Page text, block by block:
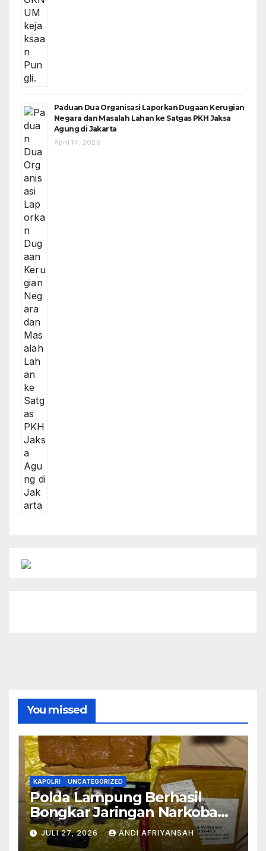
Paduan Dua Organisasi Laporkan Dugaan Kerugian
Negara dan Masalah Lahan ke Satgas PKH Jaksa
Agung di Jakarta
April 14, 2026
You missed
KAPOLRI UNCATEGORIZED
Polda Lampung Berhasil
Bongkar Jaringan Narkoba
Medan–Bali, 6 Kilogram Ganja
Digagalkan
JULI 27, 2026 ANDI AFRIYANSAH